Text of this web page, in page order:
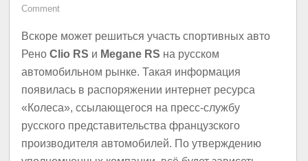
Comment
Вскоре может решиться участь спортивных авто
РеноClio RS и Megane RS на русском
автомобильном рынке. Такая информация
появилась в распоряжении интернет ресурса
«Колеса», ссылающегося на пресс-службу
русского представительства французского
производителя автомобилей. По утверждению